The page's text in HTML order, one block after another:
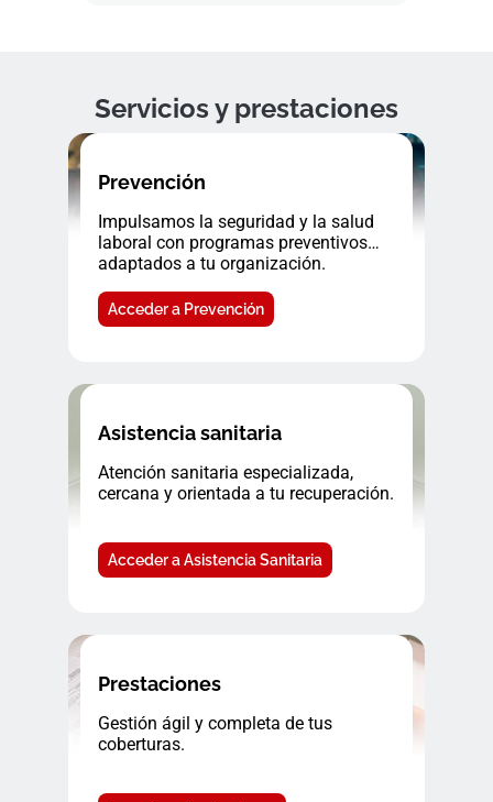
Servicios y prestaciones
Prevención
Impulsamos la seguridad y la salud
laboral con programas preventivos
adaptados a tu organización.
Acceder a Prevención
Asistencia sanitaria
Atención sanitaria especializada,
cercana y orientada a tu recuperación.
Acceder a Asistencia Sanitaria
Prestaciones
Gestión ágil y completa de tus
coberturas.